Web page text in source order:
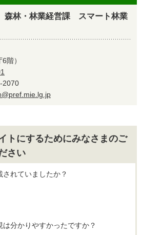
林・林業経営課 スマート林業
階）
2070
トにするためにみなさまのご
さい
れていましたか？
分かりやすかったですか？